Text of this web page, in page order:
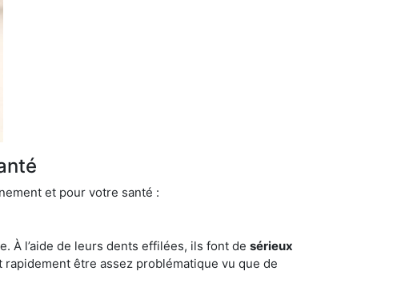
et pour votre santé :
À l’aide de leurs dents effilées, ils font de sérieux
rapidement être assez problématique vu que de